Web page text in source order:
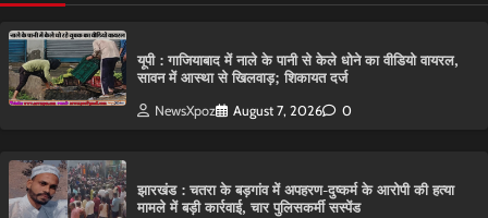
यूपी : गाजियाबाद में नाले के पानी से केले धोने का वीडियो वायरल,
सावन में आस्था से खिलवाड़; शिकायत दर्ज
NewsXpoz August 7, 2026 0
झारखंड : चतरा के बड़गांव में अपहरण-दुष्कर्म के आरोपी की हत्या
मामले में बड़ी कार्रवाई, चार पुलिसकर्मी सस्पेंड